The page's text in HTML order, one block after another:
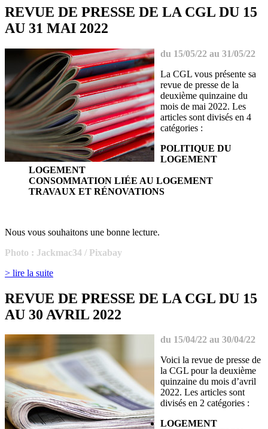
REVUE DE PRESSE DE LA CGL DU 15
AU 31 MAI 2022
du 15/05/22 au 31/05/22
La CGL vous présente sa
revue de presse de la
deuxième quinzaine du
mois de mai 2022. Les
articles sont divisés en 4
catégories :
POLITIQUE DU
LOGEMENT
LOGEMENT
CONSOMMATION LIÉE AU LOGEMENT
TRAVAUX ET RÉNOVATIONS
Nous vous souhaitons une bonne lecture.
Photo : Jackmac34 / Pixabay
> lire la suite
REVUE DE PRESSE DE LA CGL DU 15
AU 30 AVRIL 2022
du 15/04/22 au 30/04/22
Voici la revue de presse de
la CGL pour la deuxième
quinzaine du mois d’avril
2022. Les articles sont
divisés en 2 catégories :
LOGEMENT